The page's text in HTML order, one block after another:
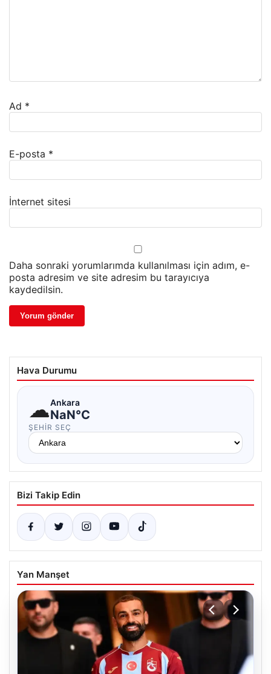
Ad *
E-posta *
İnternet sitesi
Daha sonraki yorumlarımda kullanılması için adım, e-
posta adresim ve site adresim bu tarayıcıya
kaydedilsin.
Hava Durumu
☁Ankara
NaN°C
ŞEHIR SEÇ
Bizi Takip Edin
Yan Manşet